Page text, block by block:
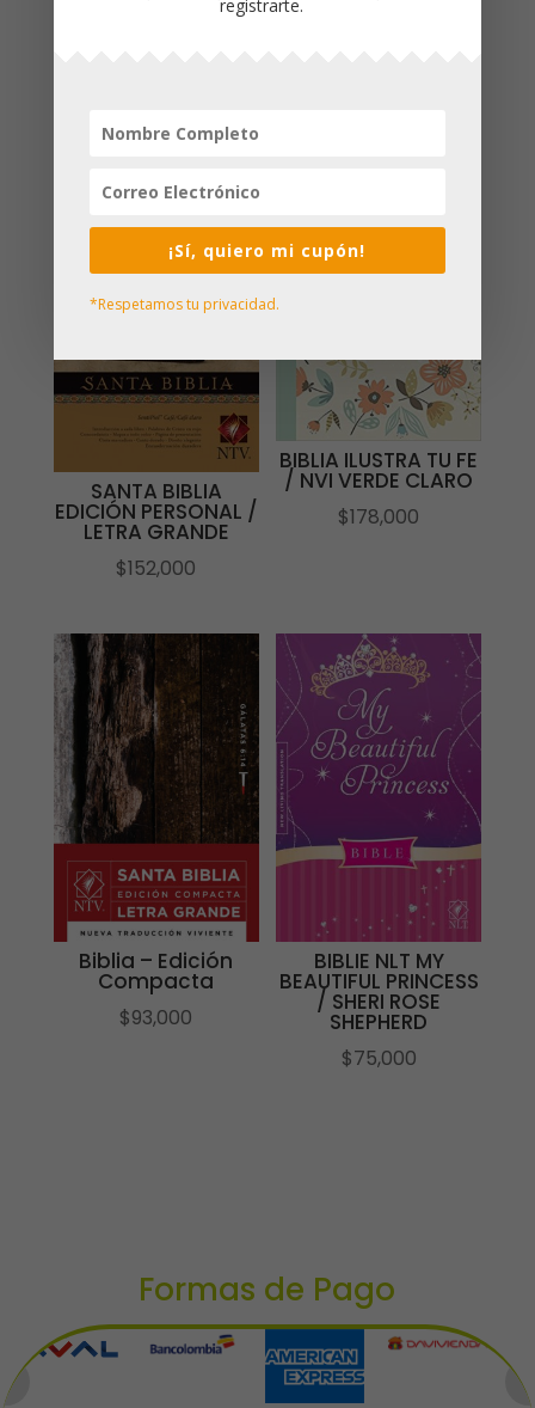
SANTA BIBLIA
EDICIÓN PERSONAL /
LETRA GRANDE
$152,000
BIBLIA ILUSTRA TU FE
/ NVI VERDE CLARO
$178,000
Biblia – Edición
Compacta
$93,000
BIBLIE NLT MY
BEAUTIFUL PRINCESS
/ SHERI ROSE
SHEPHERD
$75,000
Formas de Pago
registrarte.
¡Sí, quiero mi cupón!
*Respetamos tu privacidad.